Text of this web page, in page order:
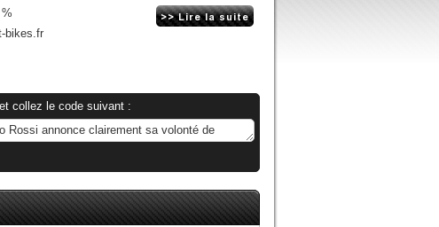
%
bikes.fr
collez le code suivant :